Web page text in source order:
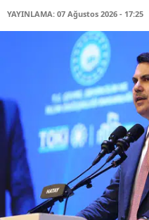
YAYINLAMA: 07 Ağustos 2026 - 17:25